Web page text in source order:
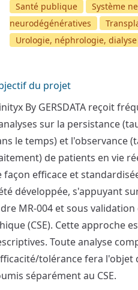
Santé publique
Système
neurodégénératives
Urologie, néphrologie, dialyse
du projet
By GERSDATA reçoit
sur la persistance
le temps) et l'observance
de patients en vie
façon efficace et
développée, s'appuyant
MR-004 et sous
(CSE). Cette approche
Toute analyse
tolérance fera
séparément au CSE.